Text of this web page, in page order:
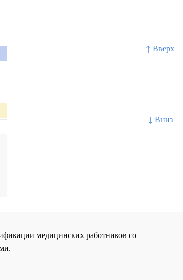
↑ Вверх
↓ Вниз
медицинских работников со